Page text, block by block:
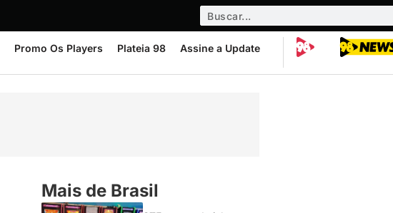
Promo Os Players Plateia 98 Assine a Update
Mais de Brasil